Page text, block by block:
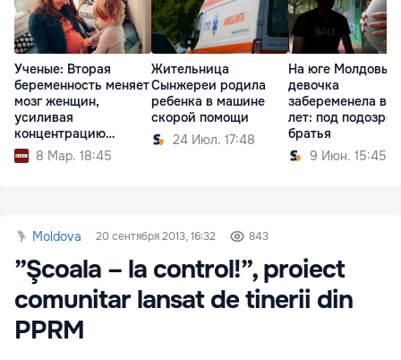
Ученые: Вторая
беременность меняет
мозг женщин,
усиливая
концентрацию
внимания
8 Мар. 18:45
Жительница
Сынжереи родила
ребенка в машине
скорой помощи
24 Июл. 17:48
На юге Молдовы
девочка
забеременела в 12
лет: под
братья
9 Июн. 15:45
Moldova 20 сентября 2013, 16:32 843
”Şcoala – la control!”, proiect
comunitar lansat de tinerii din
PPRM